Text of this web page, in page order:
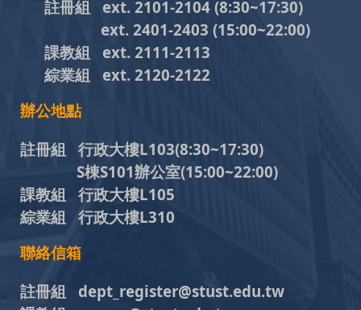
註冊組 ext. 2101-2104 (8:30~17:30)
ext. 2401-2403 (15:00~22:00)
課教組 ext. 2111-2113
綜業組
ext. 2120-2122
辦公地點
註冊組 行政大樓L103(8:30~17:30)
S棟S101辦公室(15:00~22:00)
課教組 行政大樓L105
綜業組 行政大樓L310
聯絡信箱
註冊組 dept_register@stust.edu.tw